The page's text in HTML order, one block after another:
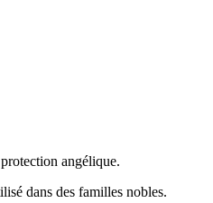
angélique.
dans des familles nobles.